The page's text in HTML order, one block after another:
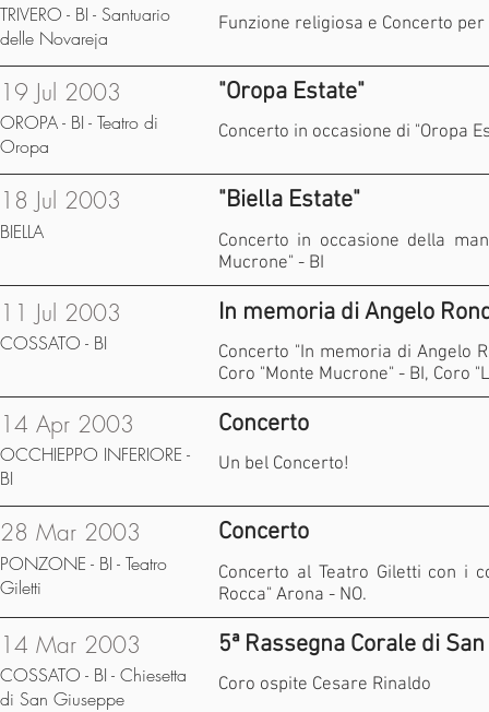
TRIVERO - BI - Santuario
delle Novareja
Funzione religiosa e Concerto
19 Jul 2003
OROPA - BI - Teatro di
Oropa
"Oropa Estate"
Concerto in occasione di "Oropa
18 Jul 2003
BIELLA
"Biella Estate"
Concerto in occasione della
Mucrone" - BI
11 Jul 2003
COSSATO - BI
In memoria di Angelo
Concerto "In memoria di Angelo
Coro "Monte Mucrone" - BI, Coro
14 Apr 2003
OCCHIEPPO INFERIORE -
BI
Concerto
Un bel Concerto!
28 Mar 2003
PONZONE - BI - Teatro
Giletti
Concerto
Concerto al Teatro Giletti con i
Rocca" Arona - NO.
14 Mar 2003
COSSATO - BI - Chiesetta
di San Giuseppe
5ª Rassegna Corale di
Coro ospite Cesare Rinaldo